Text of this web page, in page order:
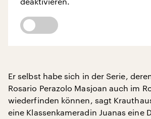
Er selbst habe sich in der Serie,
Rosario Perazolo Masjoan auch im
wiederfinden können, sagt
eine Klassenkameradin Juanas eine